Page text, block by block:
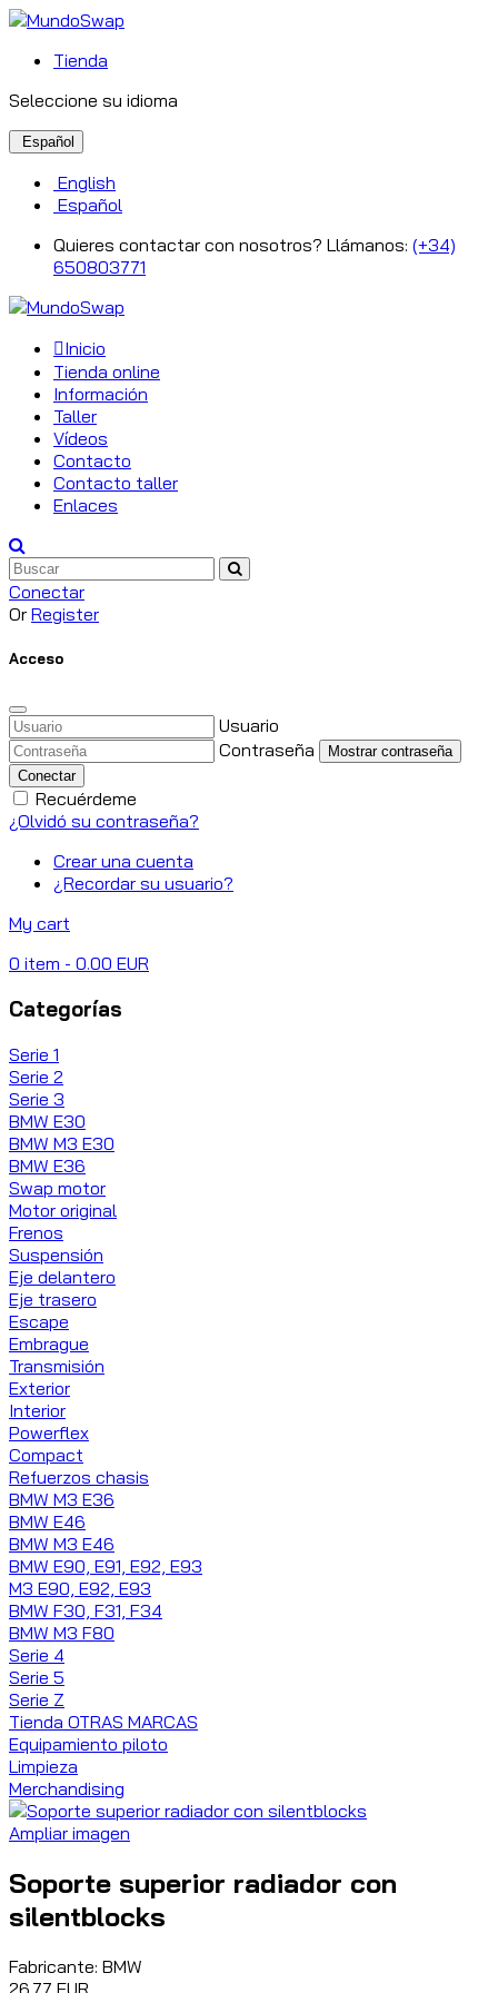
Tienda
Seleccione su idioma
Español
English
Español
Quieres contactar con nosotros? Llámanos: (+34)
650803771
Inicio
Tienda online
Información
Taller
Vídeos
Contacto
Contacto taller
Enlaces
Conectar
Or Register
Acceso
Usuario
Contraseña
Mostrar contraseña
Conectar
Recuérdeme
¿Olvidó su contraseña?
Crear una cuenta
¿Recordar su usuario?
My cart
0 item - 0.00 EUR
Categorías
Serie 1
Serie 2
Serie 3
BMW E30
BMW M3 E30
BMW E36
Swap motor
Motor original
Frenos
Suspensión
Eje delantero
Eje trasero
Escape
Embrague
Transmisión
Exterior
Interior
Powerflex
Compact
Refuerzos chasis
BMW M3 E36
BMW E46
BMW M3 E46
BMW E90, E91, E92, E93
M3 E90, E92, E93
BMW F30, F31, F34
BMW M3 F80
Serie 4
Serie 5
Serie Z
Tienda OTRAS MARCAS
Equipamiento piloto
Limpieza
Merchandising
Ampliar imagen
Soporte superior radiador con
silentblocks
Fabricante: BMW
26.77 EUR